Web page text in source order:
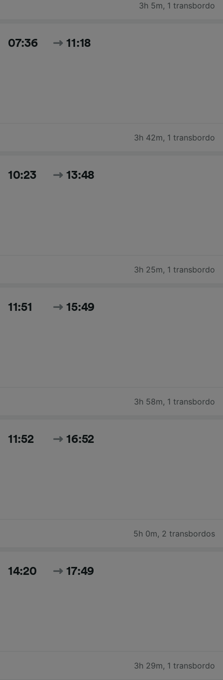
3h 5m, 1 transbordo
07:36 11:18
3h 42m, 1 transbordo
10:23 13:48
3h 25m, 1 transbordo
11:51 15:49
3h 58m, 1 transbordo
11:52 16:52
5h 0m, 2 transbordos
14:20 17:49
3h 29m, 1 transbordo